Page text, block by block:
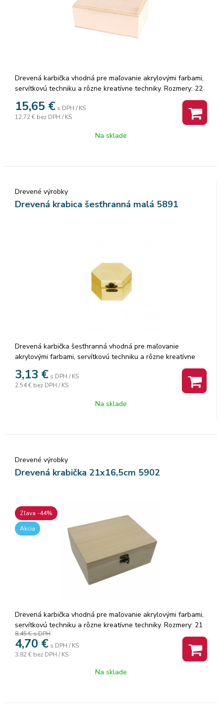
Drevená karbička vhodná pre maľovanie akrylovými farbami,
servítkovú techniku a rôzne kreatívne techniky. Rozmery: 22
15,65 € s DPH / KS
12,72 € bez DPH / KS
Na sklade
Drevené výrobky
Drevená krabica šesťhranná malá 5891
Drevená karbička šesťhranná vhodná pre maľovanie
akrylovými farbami, servítkovú techniku a rôzne kreatívne
3,13 € s DPH / KS
2,54 € bez DPH / KS
Na sklade
Drevené výrobky
Drevená krabička 21x16,5cm 5902
Zľava -44%
Akcia
Drevená karbička vhodná pre maľovanie akrylovými farbami,
servítkovú techniku a rôzne kreatívne techniky. Rozmery: 21
x 16,5 cm.
8,45 €s DPH
4,70 € s DPH / KS
3,82 € bez DPH / KS
Na sklade